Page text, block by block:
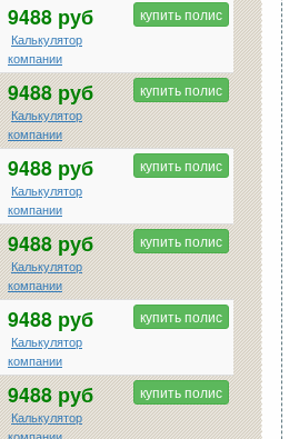
9488 руб
Калькулятор
компании
купить полис
9488 руб
Калькулятор
компании
купить полис
9488 руб
Калькулятор
компании
купить полис
9488 руб
Калькулятор
компании
купить полис
9488 руб
Калькулятор
компании
купить полис
9488 руб
Калькулятор
купить полис